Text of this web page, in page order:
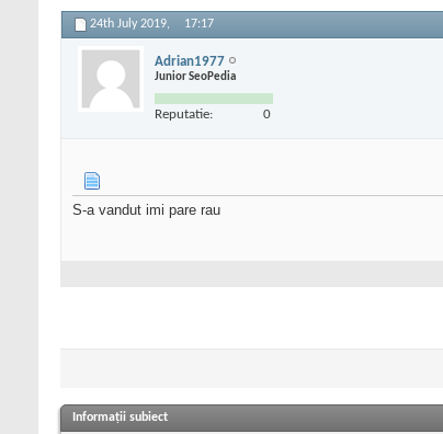
24th July 2019, 17:17
Adrian1977
Junior SeoPedia
Reputatie: 0
S-a vandut imi pare rau
Informații subiect